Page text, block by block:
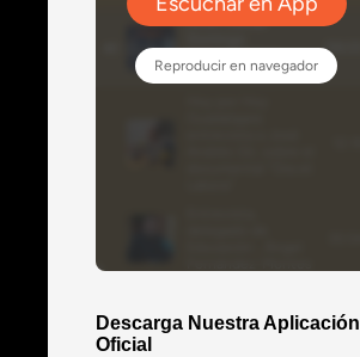
Descarga Nuestra Aplicación
Oficial